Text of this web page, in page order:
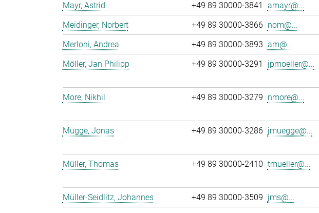
Mayr, Astrid
+49 89 30000-3841 amayr@...
Meidinger, Norbert
+49 89 30000-3866 nom@...
Merloni, Andrea
+49 89 30000-3893 am@...
Möller, Jan Philipp
+49 89 30000-3291 jpmoeller@...
More, Nikhil
+49 89 30000-3279 nmore@...
Mügge, Jonas
+49 89 30000-3286 jmuegge@...
Müller, Thomas
+49 89 30000-2410 tmueller@...
Müller-Seidlitz, Johannes
+49 89 30000-3509 jms@...